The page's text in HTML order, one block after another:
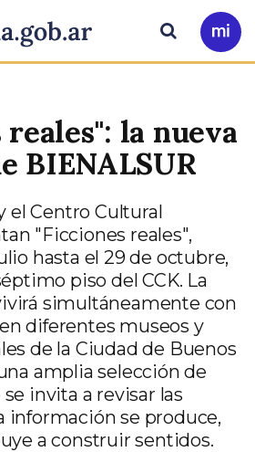
Ir
a
Buscar
reales": la nueva
BIENALSUR
el Centro Cultural
"Ficciones reales",
hasta el 29 de octubre,
piso del CCK. La
simultáneamente con
diferentes museos y
de la Ciudad de Buenos
amplia selección de
invita a revisar las
información se produce,
a construir sentidos.